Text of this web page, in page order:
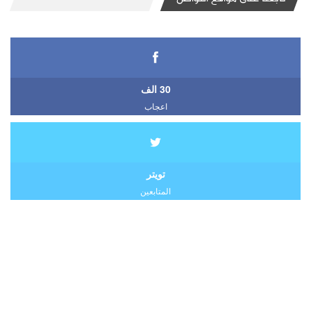
30 الف
اعجاب
تويتر
المتابعين